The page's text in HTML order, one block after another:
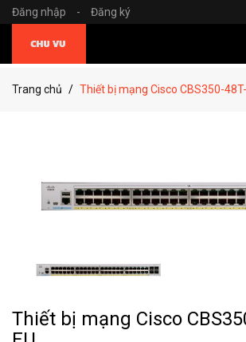
Đăng nhập - Đăng ký
Trang chủ Thiết bị mạng Cisco CBS350-
Thiết bị mạng Cisco